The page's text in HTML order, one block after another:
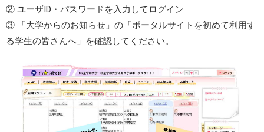
② ユーザID・パスワードを入力してログイン
③ 「大学からのお知らせ」の「ポータルサイトを初めて利用す
る学生の皆さんへ」を確認してください。